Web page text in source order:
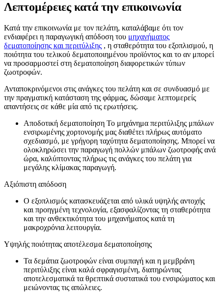
Λεπτομέρειες κατά την επικοινωνία
Κατά την επικοινωνία με τον πελάτη, καταλάβαμε ότι τον
ενδιαφέρει η παραγωγική απόδοση του μηχανήματος
δεματοποίησης και περιτύλιξης , η σταθερότητα του εξοπλισμού, η
ποιότητα του τελικού δεματοποιημένου προϊόντος και το αν μπορεί
να προσαρμοστεί στη δεματοποίηση διαφορετικών τύπων
ζωοτροφών.
Ανταποκρινόμενοι στις ανάγκες του πελάτη και σε συνδυασμό με
την πραγματική κατάσταση της φάρμας, δώσαμε λεπτομερείς
απαντήσεις σε κάθε μία από τις ερωτήσεις.
Αποδοτική δεματοποίηση Το μηχάνημα περιτύλιξης μπάλων
ενσιρωμένης χορτονομής μας διαθέτει πλήρως αυτόματο
σχεδιασμό, με γρήγορη ταχύτητα δεματοποίησης. Μπορεί να
ολοκληρώσει την παραγωγή πολλών μπάλων ζωοτροφής ανά
ώρα, καλύπτοντας πλήρως τις ανάγκες του πελάτη για
μεγάλης κλίμακας παραγωγή.
Αξιόπιστη απόδοση
Ο εξοπλισμός κατασκευάζεται από υλικά υψηλής αντοχής
και προηγμένη τεχνολογία, εξασφαλίζοντας τη σταθερότητα
και την ανθεκτικότητα του μηχανήματος κατά τη
μακροχρόνια λειτουργία.
Υψηλής ποιότητας αποτέλεσμα δεματοποίησης
Τα δεμάτια ζωοτροφών είναι συμπαγή και η μεμβράνη
περιτύλιξης είναι καλά σφραγισμένη, διατηρώντας
αποτελεσματικά τα θρεπτικά συστατικά του ενσιρώματος και
μειώνοντας τις απώλειες.